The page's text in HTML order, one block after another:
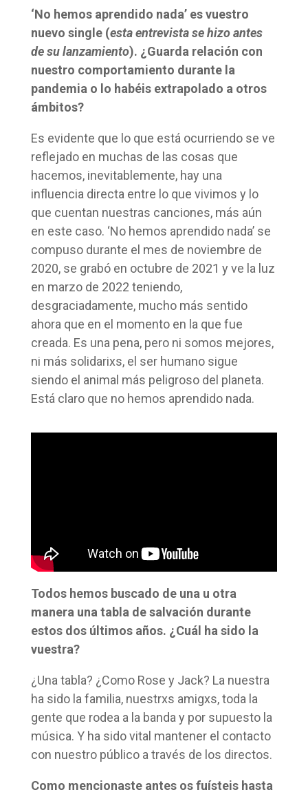
‘No hemos aprendido nada’ es vuestro
nuevo single (esta entrevista se hizo antes
de su lanzamiento). ¿Guarda relación con
nuestro comportamiento durante la
pandemia o lo habéis extrapolado a otros
ámbitos?
Es evidente que lo que está ocurriendo se ve
reflejado en muchas de las cosas que
hacemos, inevitablemente, hay una
influencia directa entre lo que vivimos y lo
que cuentan nuestras canciones, más aún
en este caso. ‘No hemos aprendido nada’ se
compuso durante el mes de noviembre de
2020, se grabó en octubre de 2021 y ve la luz
en marzo de 2022 teniendo,
desgraciadamente, mucho más sentido
ahora que en el momento en la que fue
creada. Es una pena, pero ni somos mejores,
ni más solidarixs, el ser humano sigue
siendo el animal más peligroso del planeta.
Está claro que no hemos aprendido nada.
Todos hemos buscado de una u otra
manera una tabla de salvación durante
estos dos últimos años. ¿Cuál ha sido la
vuestra?
¿Una tabla? ¿Como Rose y Jack? La nuestra
ha sido la familia, nuestrxs amigxs, toda la
gente que rodea a la banda y por supuesto la
música. Y ha sido vital mantener el contacto
con nuestro público a través de los directos.
Como mencionaste antes os fuísteis hasta